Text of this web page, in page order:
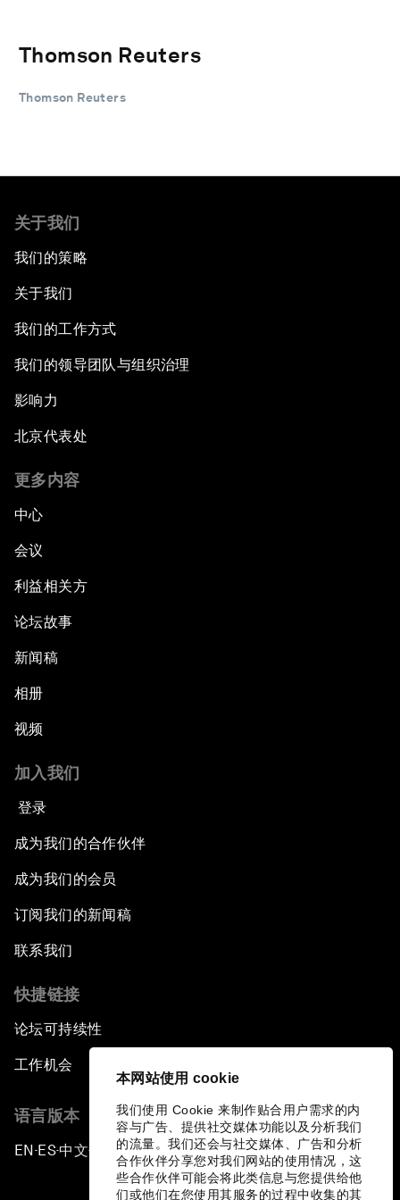
本网站使用 cookie
我们使用 Cookie 来制作贴合用户需求的内
容与广告、提供社交媒体功能以及分析我们
的流量。我们还会与社交媒体、广告和分析
合作伙伴分享您对我们网站的使用情况，这
些合作伙伴可能会将此类信息与您提供给他
们或他们在您使用其服务的过程中收集的其
Thomson Reuters
Thomson Reuters
关于我们
我们的策略
关于我们
我们的工作方式
我们的领导团队与组织治理
影响力
北京代表处
更多内容
中心
会议
利益相关方
论坛故事
新闻稿
相册
视频
加入我们
登录
成为我们的合作伙伴
成为我们的会员
订阅我们的新闻稿
联系我们
快捷链接
论坛可持续性
工作机会
语言版本
EN ▪ES▪中文▪ 日本語